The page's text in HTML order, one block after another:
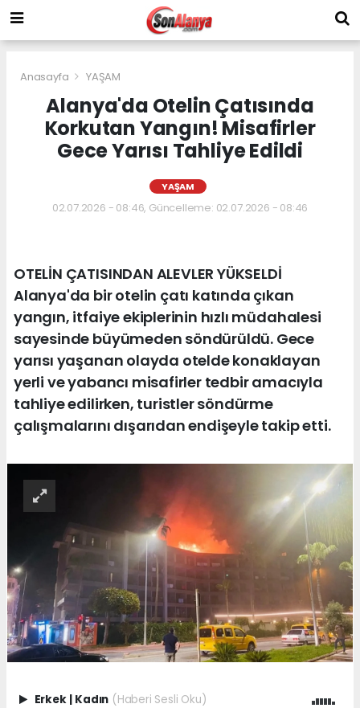
Anasayfa YAŞAM
Alanya'da Otelin Çatısında
Korkutan Yangın! Misafirler
Gece Yarısı Tahliye Edildi
YAŞAM
02.07.2026 - 08:46, Güncelleme: 02.07.2026 - 08:46
OTELİN ÇATISINDAN ALEVLER YÜKSELDİ
Alanya'da bir otelin çatı katında çıkan
yangın, itfaiye ekiplerinin hızlı müdahalesi
sayesinde büyümeden söndürüldü. Gece
yarısı yaşanan olayda otelde konaklayan
yerli ve yabancı misafirler tedbir amacıyla
tahliye edilirken, turistler söndürme
çalışmalarını dışarıdan endişeyle takip etti.
Erkek | Kadın (Haberi Sesli Oku)